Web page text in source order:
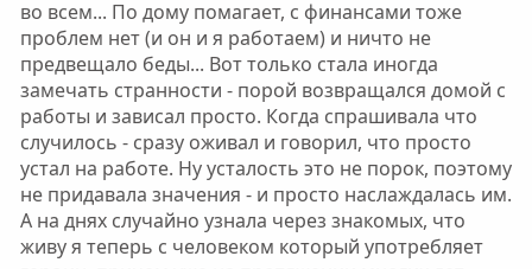
во всем... По дому помагает, с финансами тоже
проблем нет (и он и я работаем) и ничто не
предвещало беды... Вот только стала иногда
замечать странности - порой возвращался домой с
работы и зависал просто. Когда спрашивала что
случилось - сразу оживал и говорил, что просто
устал на работе. Ну усталость это не порок, поэтому
не придавала значения - и просто наслаждалась им.
А на днях случайно узнала через знакомых, что
живу я теперь с человеком который употребляет